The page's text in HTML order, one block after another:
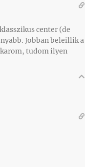
center (de
Jobban beleillik a
tudom ilyen